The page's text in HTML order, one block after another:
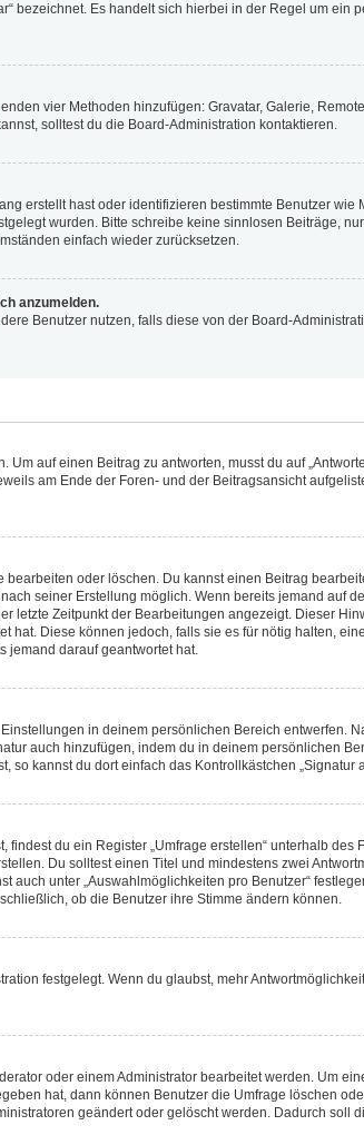
bezeichnet. Es handelt sich hierbei in der Regel um ein
vier Methoden hinzufügen: Gravatar, Galerie,
solltest du die Board-Administration kontaktieren.
erstellt hast oder identifizieren bestimmte Benutzer
wurden. Bitte schreibe keine sinnlosen Beiträge,
einfach wieder zurücksetzen.
anzumelden.
Benutzer nutzen, falls diese von der Board-
auf einen Beitrag zu antworten, musst du auf
am Ende der Foren- und der Beitragsansicht
oder löschen. Du kannst einen Beitrag
seiner Erstellung möglich. Wenn bereits jemand auf
letzte Zeitpunkt der Bearbeitungen angezeigt. Dieser
Diese können jedoch, falls sie es für nötig halten,
jemand darauf geantwortet hat.
in deinem persönlichen Bereich entwerfen.
auch hinzufügen, indem du in deinem persönlichen
kannst du dort einfach das Kontrollkästchen „Signatur
du ein Register „Umfrage erstellen“ unterhalb
Du solltest einen Titel und mindestens zwei
unter „Auswahlmöglichkeiten pro Benutzer“
ob die Benutzer ihre Stimme ändern können.
festgelegt. Wenn du glaubst, mehr
oder einem Administrator bearbeitet werden. Um
hat, dann können Benutzer die Umfrage löschen
geändert oder gelöscht werden. Dadurch